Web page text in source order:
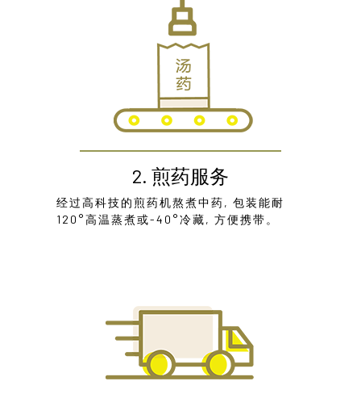
2. 煎药服务
经过高科技的煎药机熬煮中药, 包装能耐
120°高温蒸煮或-40°冷藏, 方便携带。